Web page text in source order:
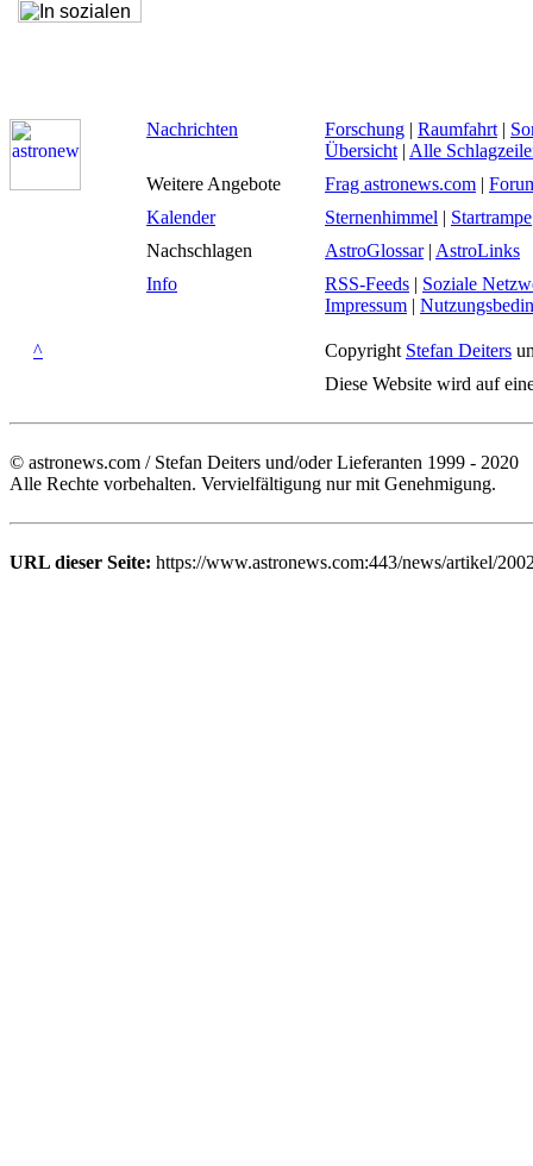
Nachrichten Forschung | Raumfahrt |
Übersicht | Alle
Weitere Angebote
Frag astronews.com |
Kalender
Sternenhimmel | Startrampe
Nachschlagen
AstroGlossar| AstroLinks
Info
RSS-Feeds | Soziale
Impressum |
^ Copyright Stefan Deiters
Diese Website wird auf
© astronews.com / Stefan Deiters und/oder Lieferanten 1999 - 2020
Alle Rechte vorbehalten. Vervielfältigung nur mit Genehmigung.
URL dieser Seite: https://www.astronews.com:443/news/artikel/